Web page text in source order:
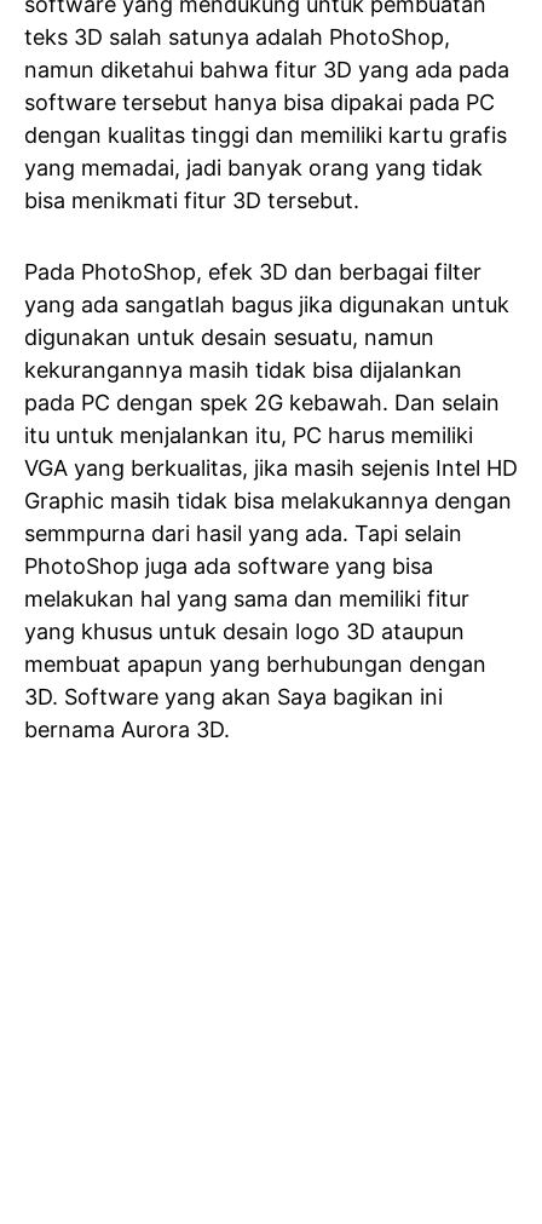
teks 3D salah satunya adalah PhotoShop,
namun diketahui bahwa fitur 3D yang ada pada
software tersebut hanya bisa dipakai pada PC
dengan kualitas tinggi dan memiliki kartu grafis
yang memadai, jadi banyak orang yang tidak
bisa menikmati fitur 3D tersebut.
Pada PhotoShop, efek 3D dan berbagai filter
yang ada sangatlah bagus jika digunakan untuk
digunakan untuk desain sesuatu, namun
kekurangannya masih tidak bisa dijalankan
pada PC dengan spek 2G kebawah. Dan selain
itu untuk menjalankan itu, PC harus memiliki
VGA yang berkualitas, jika masih sejenis Intel HD
Graphic masih tidak bisa melakukannya dengan
semmpurna dari hasil yang ada. Tapi selain
PhotoShop juga ada software yang bisa
melakukan hal yang sama dan memiliki fitur
yang khusus untuk desain logo 3D ataupun
membuat apapun yang berhubungan dengan
3D. Software yang akan Saya bagikan ini
bernama Aurora 3D.